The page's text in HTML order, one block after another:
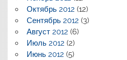
Октябрь 2012 (12)
Сентябрь 2012 (3)
Август 2012 (6)
Июль 2012 (2)
Июнь 2012 (5)